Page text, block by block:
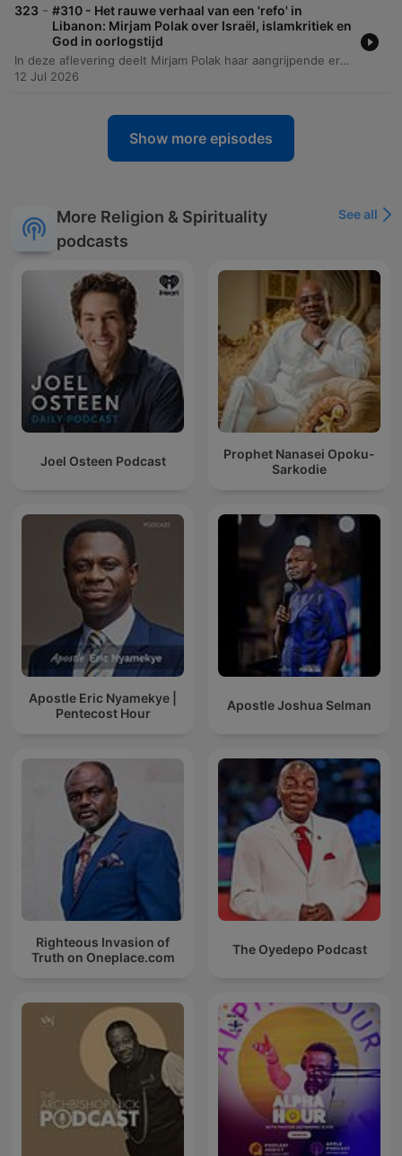
323 - #310 - Het rauwe verhaal van een 'refo' in
Libanon: Mirjam Polak over Israël, islamkritiek en
God in oorlogstijd
In deze aflevering deelt Mirjam Polak haar aangrijpende ervaringen met de cultuurschok en de trauma's die zij ervoer na haar terugkeer uit Libanon naar Nederland. Ze bespreekt de extreme contrasten tussen de chaos en economische instabiliteit in Libanon — getekend door de havenexplosie van Beirut — en de georganiseerde, maar voor haar soms spiritueel lege, Nederlandse samenleving. Het gesprek verdiept zich in Mirjam's persoonlijke transitie, van haar religieuze opvoeding in Zeeland tot haar werk als counselor en het oprichten van de 'The Light of Dawn Foundation'. Daarnaast reflecteert ze op complexe thema's zoals politieke polarisatie, de rol van Hezbollah en haar visie op het Israëlisch-Palestijnse conflict, waarbij ze waarschuwt voor een theologische blinde vlek binnen Nederlandse christelijke kringen.
12 Jul 2026
Show more episodes
More Religion & Spirituality
podcasts
See all
Joel Osteen Podcast
Prophet Nanasei Opoku-
Sarkodie
Apostle Eric Nyamekye |
Pentecost Hour
Apostle Joshua Selman
Righteous Invasion of
Truth on Oneplace.com
The Oyedepo Podcast